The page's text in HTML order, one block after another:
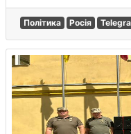
Політика Росія